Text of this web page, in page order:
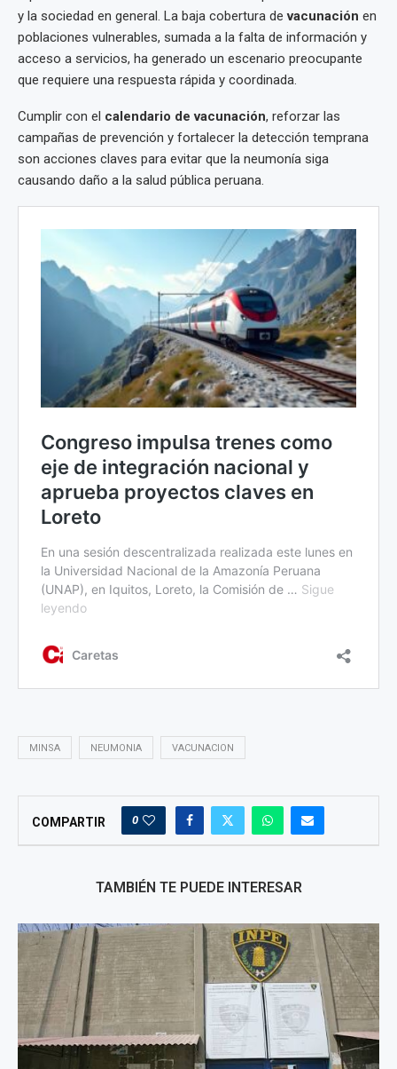
y la sociedad en general. La baja cobertura devacunación en
poblaciones vulnerables, sumada a la falta de información y
acceso a servicios, ha generado un escenario preocupante
que requiere una respuesta rápida y coordinada.
Cumplir con el calendario de vacunación, reforzar las
campañas de prevención y fortalecer la detección temprana
son acciones claves para evitar que la neumonía siga
causando daño a la salud pública peruana.
MINSA NEUMONIA VACUNACION
COMPARTIR 0
TAMBIÉN TE PUEDE INTERESAR